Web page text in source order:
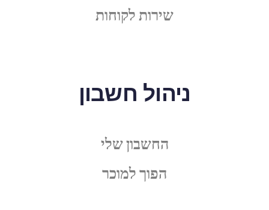
שירות לקוחות
ניהול חשבון
החשבון שלי
הפוך למוכר